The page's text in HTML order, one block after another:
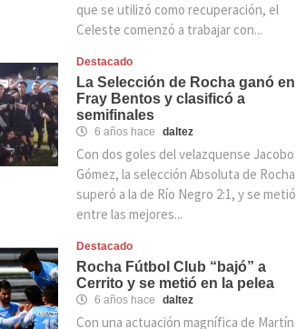
que se utilizó como recuperación, el
Celeste comenzó a trabajar con...
Destacado
La Selección de Rocha ganó en
Fray Bentos y clasificó a
semifinales
6 años hace daltez
Con dos goles del velazquense Jacobo
Gómez, la selección Absoluta de Rocha
superó a la de Río Negro 2:1, y se metió
entre las mejores...
Destacado
Rocha Fútbol Club “bajó” a
Cerrito y se metió en la pelea
6 años hace daltez
Con una actuación magnífica de Martín